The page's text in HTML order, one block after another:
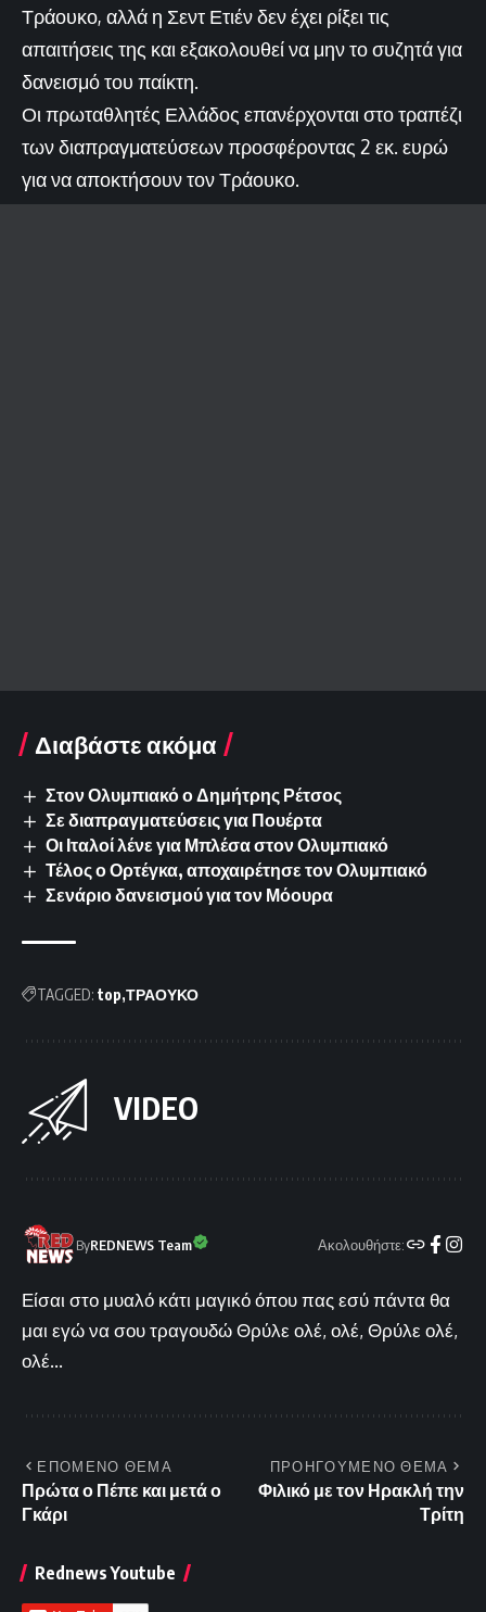
Τράουκο, αλλά η Σεντ Ετιέν δεν έχει ρίξει τις
απαιτήσεις της και εξακολουθεί να μην το συζητά για
δανεισμό του παίκτη.
Οι πρωταθλητές Ελλάδος επανέρχονται στο τραπέζι
των διαπραγματεύσεων προσφέροντας 2 εκ. ευρώ
για να αποκτήσουν τον Τράουκο.
Διαβάστε ακόμα
Στον Ολυμπιακό ο Δημήτρης Ρέτσος
Σε διαπραγματεύσεις για Πουέρτα
Οι Ιταλοί λένε για Μπλέσα στον Ολυμπιακό
Τέλος ο Ορτέγκα, αποχαιρέτησε τον Ολυμπιακό
Σενάριο δανεισμού για τον Μόουρα
TAGGED: top ΤΡΑΟΥΚΟ
VIDEO
ByREDNEWS Team Ακολουθήστε:
Είσαι στο μυαλό κάτι μαγικό όπου πας εσύ πάντα θα
μαι εγώ να σου τραγουδώ Θρύλε ολέ, ολέ, Θρύλε ολέ,
ολέ...
ΕΠΟΜΕΝΟ ΘΕΜΑ
Πρώτα ο Πέπε και μετά ο
Γκάρι
ΠΡΟΗΓΟΥΜΕΝΟ ΘΕΜΑ
Φιλικό με τον Ηρακλή την
Τρίτη
Rednews Youtube